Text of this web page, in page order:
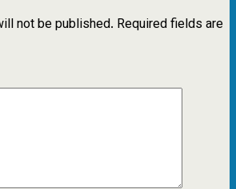
not be published. Required fields are